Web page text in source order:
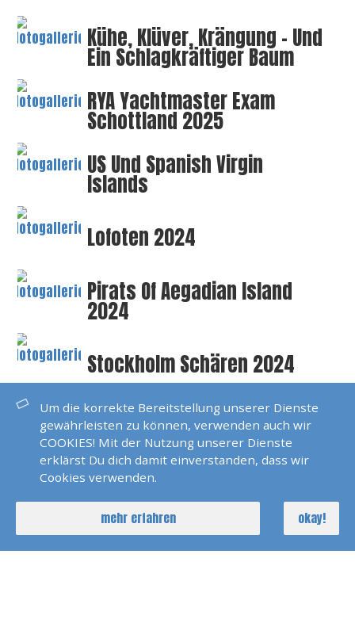
Kühe, Klüver, Krängung – Und
Ein Schlagkräftiger Baum
RYA Yachtmaster Exam
Schottland 2025
US Und Spanish Virgin
Islands
Lofoten 2024
Pirats Of Aegadian Island
2024
Stockholm Schären 2024
Teneriffa 2024
Code Cero Ausbildung
Bodensee 2023
Pirats Of Skiathos 2023
Um die korrekte Bereitstellung unserer Dienste
gewährleisten zu können, verwenden auch wir
COOKIES! Mit der Nutzung unserer Dienste
erklärst Du dich damit einverstanden, dass wir
Cookies verwenden.
mehr erfahren okay!